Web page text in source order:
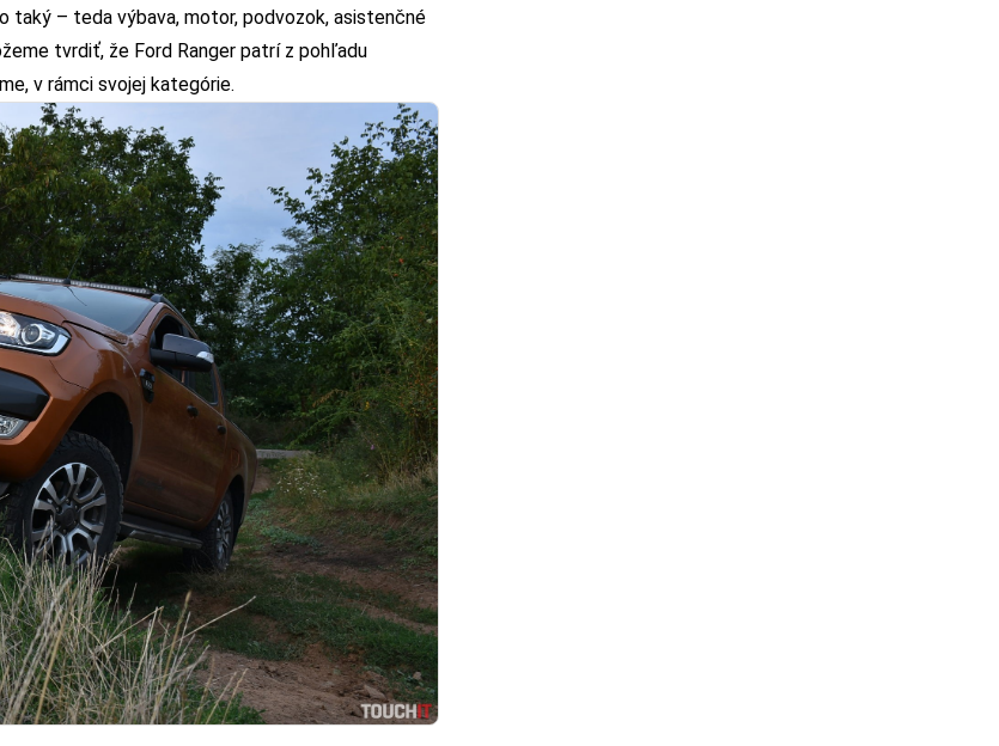
taký – teda výbava, motor, podvozok, asistenčné
tvrdiť, že Ford Ranger patrí z pohľadu
v rámci svojej kategórie.